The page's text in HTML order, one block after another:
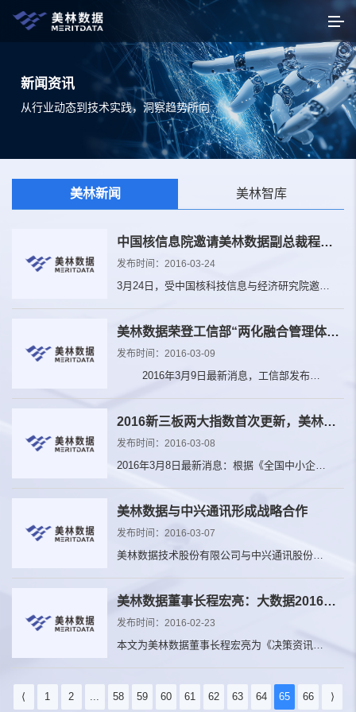
新闻资讯
从行业动态到技术实践，洞察趋势所向
美林新闻 美林智库
中国核信息院邀请美林数据副总裁程宏斌做报告：大数据，新思维
发布时间：2016-03-24
3月24日，受中国核科技信息与经济研究院邀
信息院，并与院所专家分享了题为“大数据•新
思维”的精彩报告...
美林数据荣登工信部“两化融合管理体系贯标咨询服务机构推荐名单”
发布时间：2016-03-09
2016年3月9日最新消息，工信部发布两
安美林数据技术股份有限公司）。 ...
2016新三板两大指数首次更新，美林数据再次入选双样本股
发布时间：2016-03-08
2016年3月8日最新消息：根据《全国中小企业
案》，全国中小企业股份转让系统有限责任公
司和中证指数有限公...
美林数据与中兴通讯形成战略合作
发布时间：2016-03-07
美林数据技术股份有限公司与中兴通讯股份有
术及产品方面建立长效沟通合作机制，实现优
势互补、互利双赢的战...
美林数据董事长程宏亮：大数据2016——人才、技术、模式
发布时间：2016-02-23
本文为美林数据董事长程宏亮为《决策资讯》
凸显。尤其是国家正式发布了《促进大数据发
⟨ 1 2 ... 58 59 60 61 62 63 64 65 66 ⟩